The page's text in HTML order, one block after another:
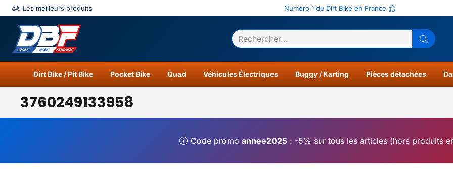
Les meilleurs produits Numéro 1 du Dirt Bike en France
Dirt Bike / Pit Bike Pocket Bike Quad Véhicules Électriques Buggy / Karting Pièces détachées
3760249133958
Code promoannee2025 : -5% sur tous les articles (hors produits
Catégories Résultats 0